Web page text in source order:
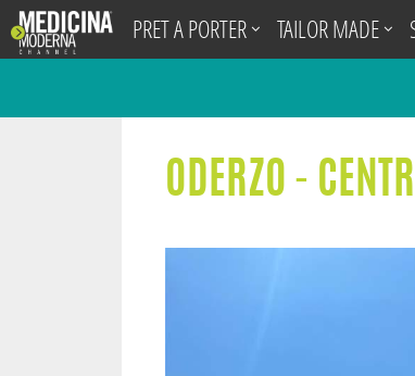
PRET A PORTER TAILOR MADE
ODERZO -